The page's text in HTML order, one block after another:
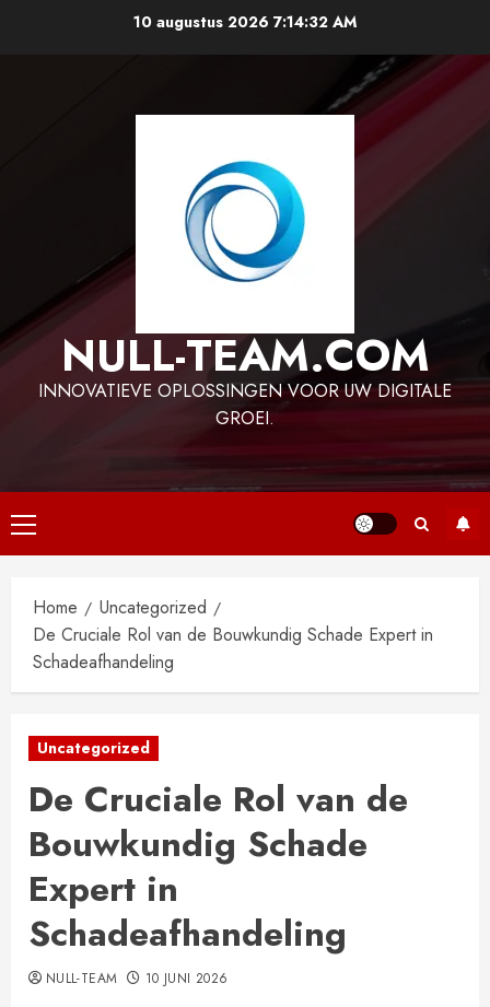
10 augustus 2026 7:14:33 AM
NULL-TEAM.COM
INNOVATIEVE OPLOSSINGEN VOOR UW DIGITALE
GROEI.
Primair
menu
Home
Uncategorized
De Cruciale Rol van de Bouwkundig Schade Expert in
Schadeafhandeling
Uncategorized
De Cruciale Rol van de
Bouwkundig Schade
Expert in
Schadeafhandeling
NULL-TEAM 10 JUNI 2026